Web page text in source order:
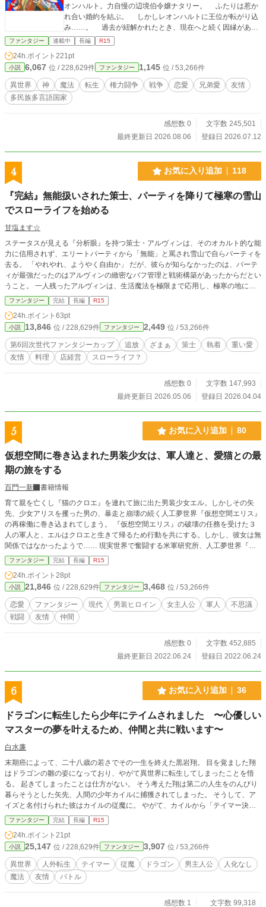
オンハルト。力自慢の辺境伯令嬢ナタリー。 ふたりは惹か
れ合い婚約を結ぶ。 しかしレオンハルトに王位が転がり込
み……。 過去が紐解かれたとき、現在へと続く因縁があら
わになる。運命に翻弄される人々を描く、波乱の転生ファン
タジー。
ファンタジー 連載中 長編 R15
24h.ポイント 221pt
小説 6,067 位 / 228,629件 ファンタジー 1,145 位 / 53,266件
異世界 神 魔法 転生 権力闘争 戦争 恋愛 兄弟愛
友情
多民族多言語国家
感想数 0
文字数 245,501
最終更新日 2026.08.06
登録日 2026.07.12
4 お気に入り追加 118
『完結』無能扱いされた策士、パーティを降りて極寒の雪山
でスローライフを始める
甘塩ます☆
ステータスが見える『分析眼』を持つ策士・アルヴィンは、そのオカルト的な能
力に信用されず、エリートパーティから「無能」と罵され雪山で自らパーティを
去る。 「やれやれ、ようやく自由か」 だが、彼らが知らなかったのは、パーテ
ィが最強だったのはアルヴィンの緻密なバフ管理と戦術構築があったからだとい
うこと。 ​一人残ったアルヴィンは、生活魔法を極限まで応用し、極寒の地に
「超豪華な雪の城」を爆誕させる。希少食材をロジックで調理し、伝説の武器を
掃除感覚でメンテナンス……そんな彼の元に、野生の重戦士タイガと、狂気的な
執着心を持つ元相棒の英雄ゼクスが転がり込んできて！？
ファンタジー 完結 長編 R15
24h.ポイント 63pt
小説 13,846 位 / 228,629件 ファンタジー 2,449 位 / 53,266件
第6回次世代ファンタジーカップ 追放 ざまぁ 策士 執着
重い愛
友情
料理 店経営 スローライフ？
感想数 0
文字数 147,993
最終更新日 2026.05.06
登録日 2026.04.04
5 お気に入り追加 80
仮想空間に巻き込まれた男装少女は、軍人達と、愛猫との最
期の旅をする
百門一新
書籍情報
育て親を亡くし『猫のクロエ』を連れて旅に出た男装少女エル。しかしその矢
先、少女アリスを攫った男の、暴走と崩壊の続く人工夢世界『仮想空間エリス』
の再稼働に巻き込まれてしまう。 『仮想空間エリス』の破壊の任務を受けた３
人の軍人と、エルはクロエと生きて帰るため行動を共にする。しかし、彼女は無
関係ではなかったようで…… 現実世界で奮闘する米軍研究所、人工夢世界『仮
想空間エリス』、夢世界のモノ達。それぞれの〝願い〟と、エルと軍人達もそれ
ぞれの〝秘密〟を胸に、彼女達は終わりへ向けて動き出す。 ※「小説家になろ
う」「ノベマ！」「カクヨム」にも掲載しています。
ファンタジー 完結 長編 R15
24h.ポイント 28pt
小説 21,846 位 / 228,629件 ファンタジー 3,468 位 / 53,266件
恋愛 ファンタジー 現代 男装ヒロイン 女主人公 軍人
不思議
戦闘
友情 仲間
感想数 0
文字数 452,885
最終更新日 2022.06.24
登録日 2022.06.24
6 お気に入り追加 36
ドラゴンに転生したら少年にテイムされました 〜心優しい
マスターの夢を叶えるため、仲間と共に戦います〜
白水廉
末期癌によって、二十八歳の若さでその一生を終えた黒岩翔。 目を覚ました翔
はドラゴンの雛の姿になっており、やがて異世界に転生してしまったことを悟
る。 起きてしまったことは仕方がない。 そう考えた翔は第二の人生をのんびり
暮らそうとした矢先、人間の少年カイルに捕獲されてしまった。 そうして、ア
イズと名付けられた彼はカイルの従魔に。 やがて、カイルから「テイマー決定
トーナメントに優勝して両親を楽にさせてあげたい」という健気な夢を聞いたア
イズは、トーナメントへの出場を決意。 アイズは心優しいマスターのため、途
中出会った仲間と共に優勝を目指すのだった。
ファンタジー 完結 長編 R15
24h.ポイント 21pt
小説 25,147 位 / 228,629件 ファンタジー 3,907 位 / 53,266件
異世界 人外転生 テイマー 従魔 ドラゴン 男主人公
人化なし
魔法
友情 バトル
感想数 1 文字数 99,318